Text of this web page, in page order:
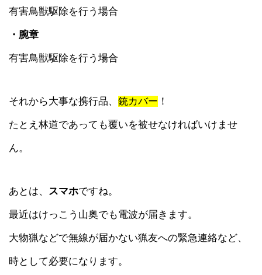
有害鳥獣駆除を行う場合
・腕章
有害鳥獣駆除を行う場合
それから大事な携行品、 銃カバー ！
たとえ林道であっても覆いを被せなければいけませ
ん。
あとは、 スマホですね。
最近はけっこう山奥でも電波が届きます。
大物猟などで無線が届かない猟友への緊急連絡など、
時として必要になります。